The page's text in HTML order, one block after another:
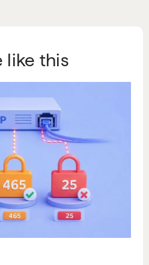
like this